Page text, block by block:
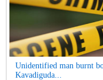
Unidentified man burnt
Kavadiguda...